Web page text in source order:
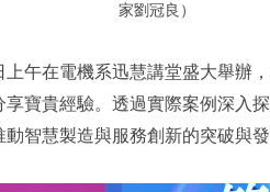
家劉冠良）
午在電機系迅慧講堂盛大舉辦
寶貴經驗。透過實際案例深入
智慧製造與服務創新的突破與